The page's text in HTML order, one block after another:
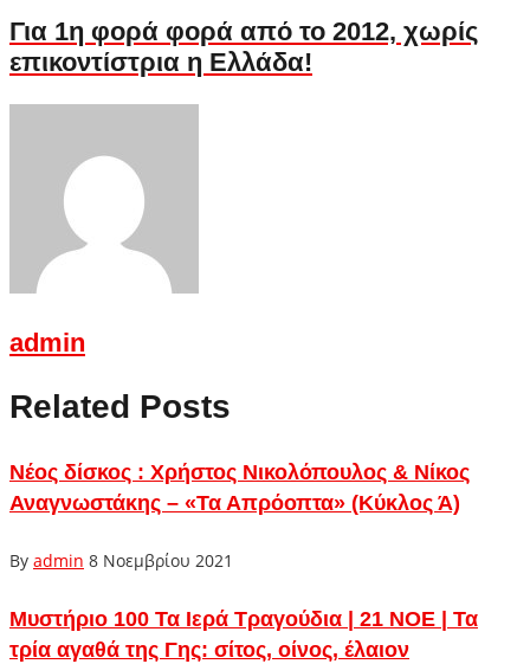
Για 1η φορά φορά από το 2012, χωρίς
επικοντίστρια η Ελλάδα!
admin
Related Posts
Νέος δίσκος : Χρήστος Νικολόπουλος & Νίκος
Αναγνωστάκης – «Τα Απρόοπτα» (Κύκλος Ά)
By admin 8 Νοεμβρίου 2021
Μυστήριο 100 Τα Ιερά Τραγούδια | 21 ΝΟΕ | Τα
τρία αγαθά της Γης: σίτος, οίνος, έλαιον